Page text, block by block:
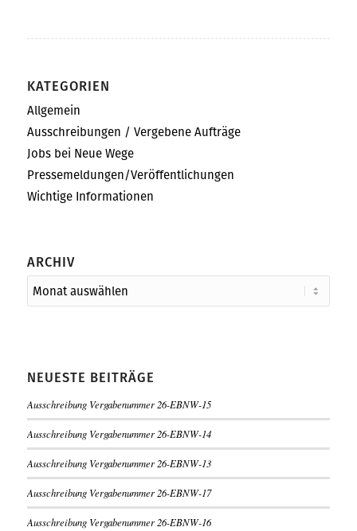
KATEGORIEN
Allgemein
Ausschreibungen / Vergebene Aufträge
Jobs bei Neue Wege
Pressemeldungen/Veröffentlichungen
Wichtige Informationen
ARCHIV
NEUESTE BEITRÄGE
Ausschreibung Vergabenummer 26-EBNW-15
Ausschreibung Vergabenummer 26-EBNW-14
Ausschreibung Vergabenummer 26-EBNW-13
Ausschreibung Vergabenummer 26-EBNW-17
Ausschreibung Vergabenummer 26-EBNW-16